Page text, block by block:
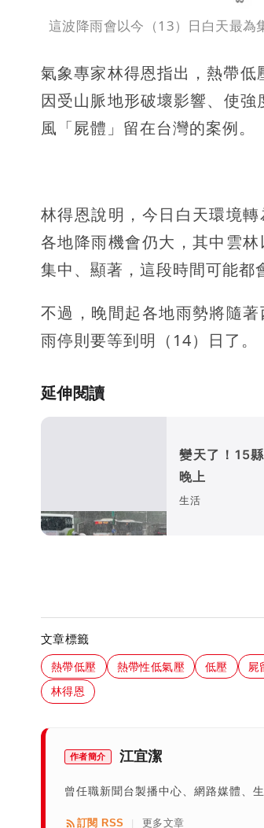
這波降雨會以今（13）日白天最為
氣象專家林得恩指出，熱帶
因受山脈地形破壞影響、使
風「屍體」留在台灣的案例。
林得恩說明，今日白天環境
各地降雨機會仍大，其中雲
集中、顯著，這段時間可能都
不過，晚間起各地雨勢將隨
雨停則要等到明（14）日了。
延伸閱讀
變天了！15
晚上
生活
文章標籤
熱帶低壓 熱帶性低氣壓 低壓 屍
林得恩
作者簡介 江宜潔
曾任職新聞台製播中心、網路媒體、
訂閱 RSS | 更多文章